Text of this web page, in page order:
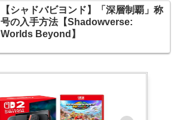
【シャドバビヨンド】「深層制覇」称
号の入手方法【Shadowverse:
Worlds Beyond】